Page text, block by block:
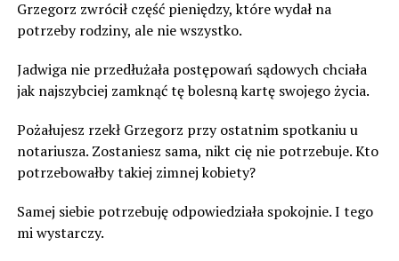
Grzegorz zwrócił część pieniędzy, które wydał na
potrzeby rodziny, ale nie wszystko.
Jadwiga nie przedłużała postępowań sądowych chciała
jak najszybciej zamknąć tę bolesną kartę swojego życia.
Pożałujesz rzekł Grzegorz przy ostatnim spotkaniu u
notariusza. Zostaniesz sama, nikt cię nie potrzebuje. Kto
potrzebowałby takiej zimnej kobiety?
Samej siebie potrzebuję odpowiedziała spokojnie. I tego
mi wystarczy.